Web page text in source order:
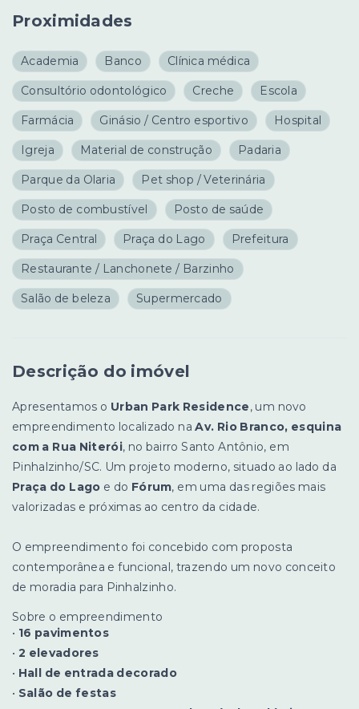
Proximidades
Academia Banco Clínica médica
Consultório odontológico Creche Escola
Farmácia Ginásio / Centro esportivo Hospital
Igreja Material de construção Padaria
Parque da Olaria Pet shop / Veterinária
Posto de combustível Posto de saúde
Praça Central Praça do Lago Prefeitura
Restaurante / Lanchonete / Barzinho
Salão de beleza Supermercado
Descrição do imóvel
Apresentamos o Urban Park Residence, um novo
empreendimento localizado naAv. Rio Branco, esquina
com a Rua Niterói, no bairro Santo Antônio, em
Pinhalzinho/SC. Um projeto moderno, situado ao lado da
Praça do Lago e do Fórum, em uma das regiões mais
valorizadas e próximas ao centro da cidade.
O empreendimento foi concebido com proposta
contemporânea e funcional, trazendo um novo conceito
de moradia para Pinhalzinho.
Sobre o empreendimento
• 16 pavimentos
• 2 elevadores
• Hall de entrada decorado
• Salão de festas